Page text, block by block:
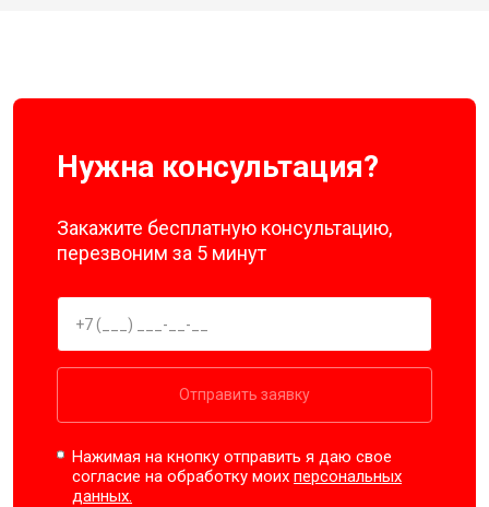
Нужна консультация?
Закажите бесплатную консультацию,
перезвоним за 5 минут
Отправить заявку
Нажимая на кнопку отправить я даю свое
согласие на обработку моихперсональных
данных.